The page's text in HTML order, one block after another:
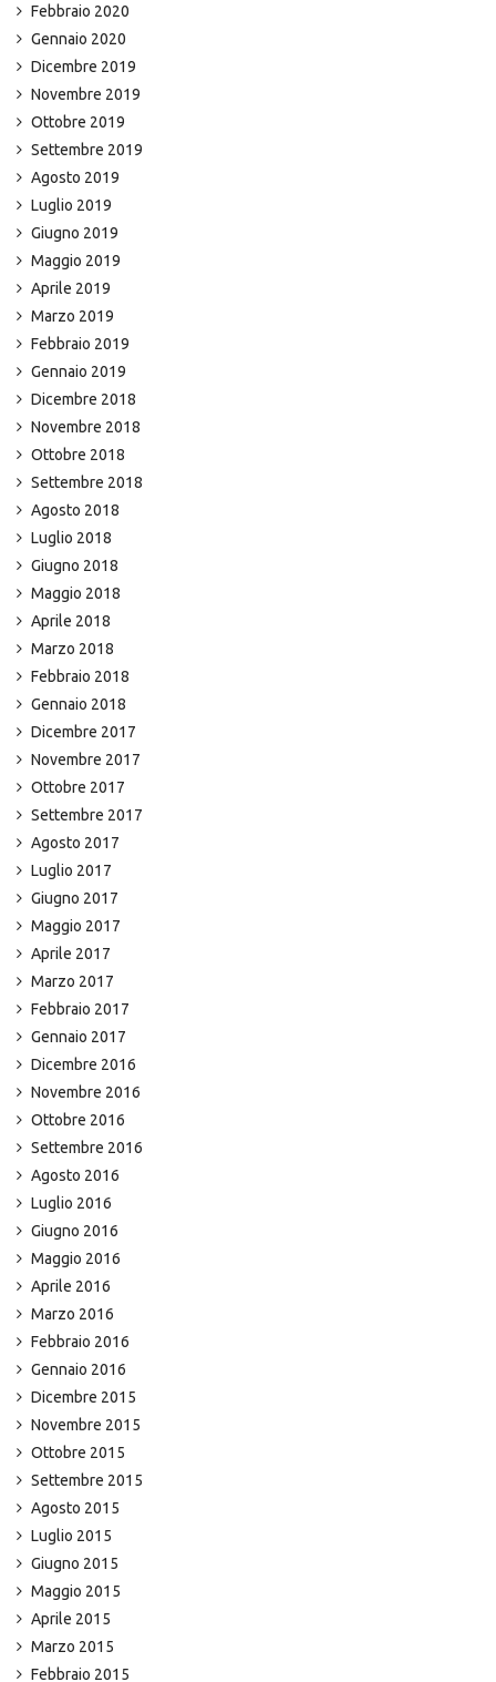
Febbraio 2020
Gennaio 2020
Dicembre 2019
Novembre 2019
Ottobre 2019
Settembre 2019
Agosto 2019
Luglio 2019
Giugno 2019
Maggio 2019
Aprile 2019
Marzo 2019
Febbraio 2019
Gennaio 2019
Dicembre 2018
Novembre 2018
Ottobre 2018
Settembre 2018
Agosto 2018
Luglio 2018
Giugno 2018
Maggio 2018
Aprile 2018
Marzo 2018
Febbraio 2018
Gennaio 2018
Dicembre 2017
Novembre 2017
Ottobre 2017
Settembre 2017
Agosto 2017
Luglio 2017
Giugno 2017
Maggio 2017
Aprile 2017
Marzo 2017
Febbraio 2017
Gennaio 2017
Dicembre 2016
Novembre 2016
Ottobre 2016
Settembre 2016
Agosto 2016
Luglio 2016
Giugno 2016
Maggio 2016
Aprile 2016
Marzo 2016
Febbraio 2016
Gennaio 2016
Dicembre 2015
Novembre 2015
Ottobre 2015
Settembre 2015
Agosto 2015
Luglio 2015
Giugno 2015
Maggio 2015
Aprile 2015
Marzo 2015
Febbraio 2015